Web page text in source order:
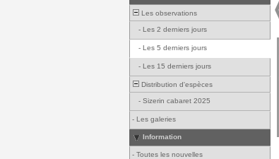
Les observations
- Les 2 derniers jours
- Les 5 derniers jours
- Les 15 derniers jours
Distribution d'espèces
- Sizerin cabaret 2025
- Les galeries
Information
- Toutes les nouvelles